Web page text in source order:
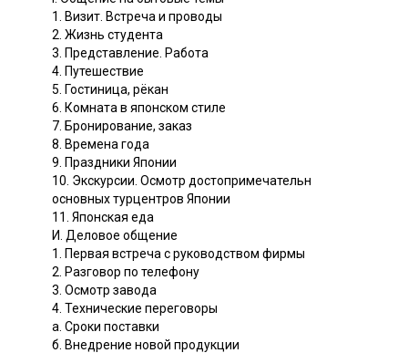
1. Визит. Встреча и проводы
2. Жизнь студента
3. Представление. Работа
4. Путешествие
5. Гостиница, рёкан
6. Комната в японском стиле
7. Бронирование, заказ
8. Времена года
9. Праздники Японии
10. Экскурсии. Осмотр достопримечательн
основных турцентров Японии
11. Японская еда
И. Деловое общение
1. Первая встреча с руководством фирмы
2. Разговор по телефону
3. Осмотр завода
4. Технические переговоры
а. Сроки поставки
б. Внедрение новой продукции